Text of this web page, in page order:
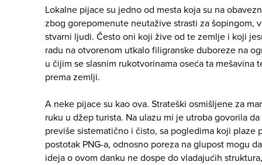
Lokalne pijace su jedno od mesta koja su na
zbog gorepomenute neutažive strasti za šopingom,
stvarni ljudi. Često oni koji žive od te zemlje i koji
radu na otvorenom utkalo filigranske duboreze na
u čijim se slasnim rukotvorinama oseća ta mešavina
prema zemlji.
A neke pijace su kao ova. Strateški osmišljene za
ruku u džep turista. Na ulazu mi je utroba govorila
previše sistematično i čisto, sa pogledima koji
postotak PNG-a, odnosno poreza na glupost mogu
ideja o ovom danku ne dospe do vladajućih